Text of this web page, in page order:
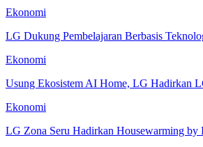
Ekonomi
LG Dukung Pembelajaran Berbasis
Ekonomi
Usung Ekosistem AI Home, LG Hadirkan
Ekonomi
LG Zona Seru Hadirkan Housewarming by